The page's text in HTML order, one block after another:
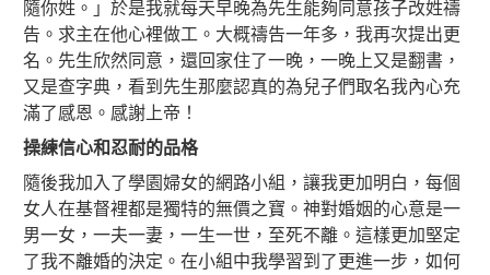
隨你姓。」於是我就每天早晚為先生能夠同意孩子改姓禱
告。求主在他心裡做工。大概禱告一年多，我再次提出更
名。先生欣然同意，還回家住了一晚，一晚上又是翻書，
又是查字典，看到先生那麼認真的為兒子們取名我內心充
滿了感恩。感謝上帝！
操練信心和忍耐的品格
隨後我加入了學園婦女的網路小組，讓我更加明白，每個
女人在基督裡都是獨特的無價之寶。神對婚姻的心意是一
男一女，一夫一妻，一生一世，至死不離。這樣更加堅定
了我不離婚的決定。在小組中我學習到了更進一步，如何